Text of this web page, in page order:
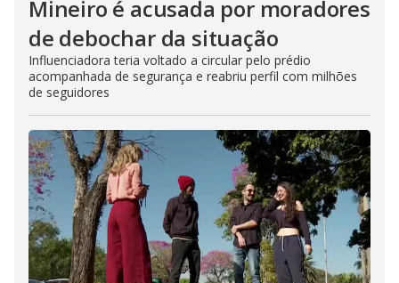
Mineiro é acusada por moradores
de debochar da situação
Influenciadora teria voltado a circular pelo prédio
acompanhada de segurança e reabriu perfil com milhões
de seguidores